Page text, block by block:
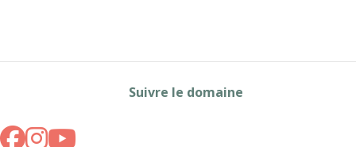
Suivre le domaine